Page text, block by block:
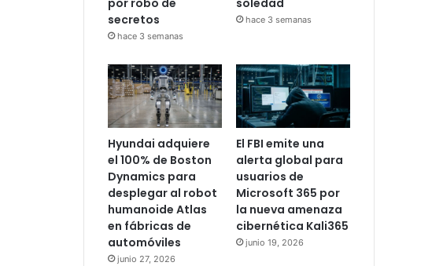
secretos
hace 3 semanas
hace 3 semanas
Hyundai adquiere
el 100% de Boston
Dynamics para
desplegar al robot
humanoide Atlas
en fábricas de
automóviles
junio 27, 2026
El FBI emite una
alerta global para
usuarios de
Microsoft 365 por
la nueva amenaza
cibernética Kali365
junio 19, 2026